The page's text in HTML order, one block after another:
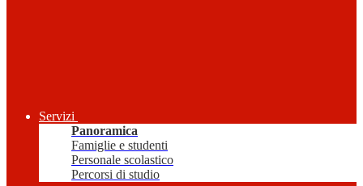
Servizi
Panoramica
Famiglie e studenti
Personale scolastico
Percorsi di studio